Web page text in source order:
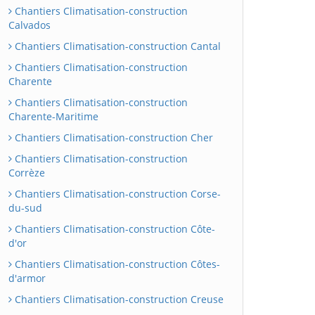
Chantiers Climatisation-construction
Calvados
Chantiers Climatisation-construction Cantal
Chantiers Climatisation-construction
Charente
Chantiers Climatisation-construction
Charente-Maritime
Chantiers Climatisation-construction Cher
Chantiers Climatisation-construction
Corrèze
Chantiers Climatisation-construction Corse-
du-sud
Chantiers Climatisation-construction Côte-
d'or
Chantiers Climatisation-construction Côtes-
d'armor
Chantiers Climatisation-construction Creuse